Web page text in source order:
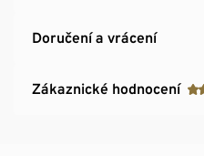
Doručení a vrácení
Zákaznické hodnocení